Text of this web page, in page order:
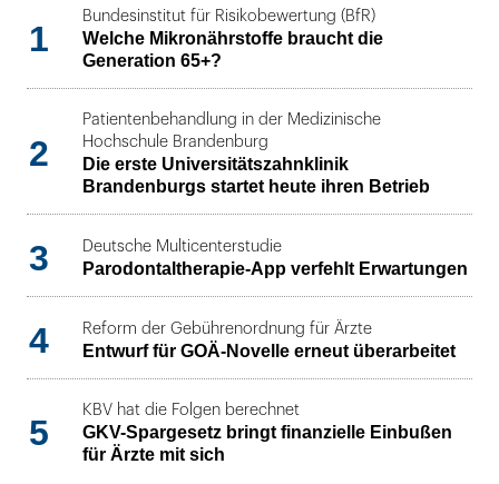
1
Bundesinstitut für Risikobewertung (BfR)
Welche Mikronährstoffe braucht die
Generation 65+?
2
Patientenbehandlung in der Medizinische
Hochschule Brandenburg
Die erste Universitätszahnklinik
Brandenburgs startet heute ihren Betrieb
3 Deutsche Multicenterstudie
Parodontaltherapie-App verfehlt Erwartungen
4 Reform der Gebührenordnung für Ärzte
Entwurf für GOÄ-Novelle erneut überarbeitet
5
KBV hat die Folgen berechnet
GKV-Spargesetz bringt finanzielle Einbußen
für Ärzte mit sich